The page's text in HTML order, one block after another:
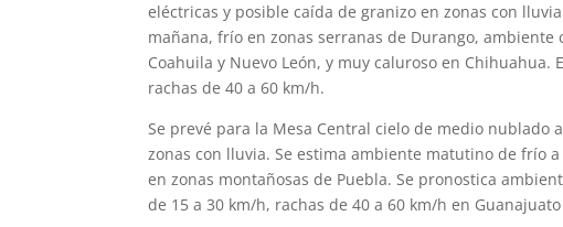
eléctricas y posible caída de granizo en zonas con
mañana, frío en zonas serranas de Durango,
Coahuila y Nuevo León, y muy caluroso en
rachas de 40 a 60 km/h.
Se prevé para la Mesa Central cielo de medio nublado
zonas con lluvia. Se estima ambiente matutino de frío
en zonas montañosas de Puebla. Se pronostica
de 15 a 30 km/h, rachas de 40 a 60 km/h en